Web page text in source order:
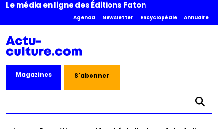
Le média en ligne des Éditions Faton
Agenda Newsletter Encyclopédie Annuaire
Magazines S'abonner